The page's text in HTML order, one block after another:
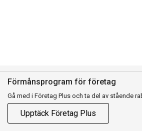
Förmånsprogram för företag
Gå med i Företag Plus och ta del av stående
Upptäck Företag Plus